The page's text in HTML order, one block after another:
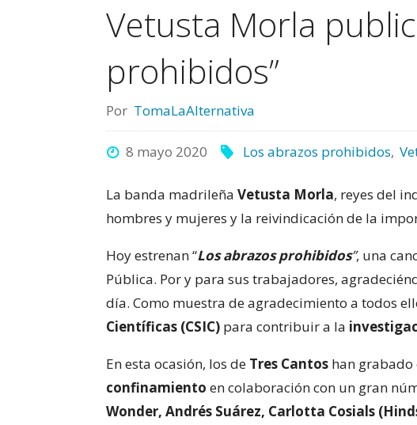
Vetusta Morla
prohibidos”
Por TomaLaAlternativa
8 mayo 2020 Los abrazos prohibidos,
La banda madrileñaVetusta Morla, reyes del
hombres y mujeres y la reivindicación de la
Hoy estrenan “Los abrazos prohibidos”, una
Pública. Por y para sus trabajadores,
día. Como muestra de agradecimiento a todos
Científicas (CSIC) para contribuir a la
En esta ocasión, los de Tres Cantos han grabado
confinamiento en colaboración con un gran
Wonder,Andrés Suárez, Carlotta Cosials